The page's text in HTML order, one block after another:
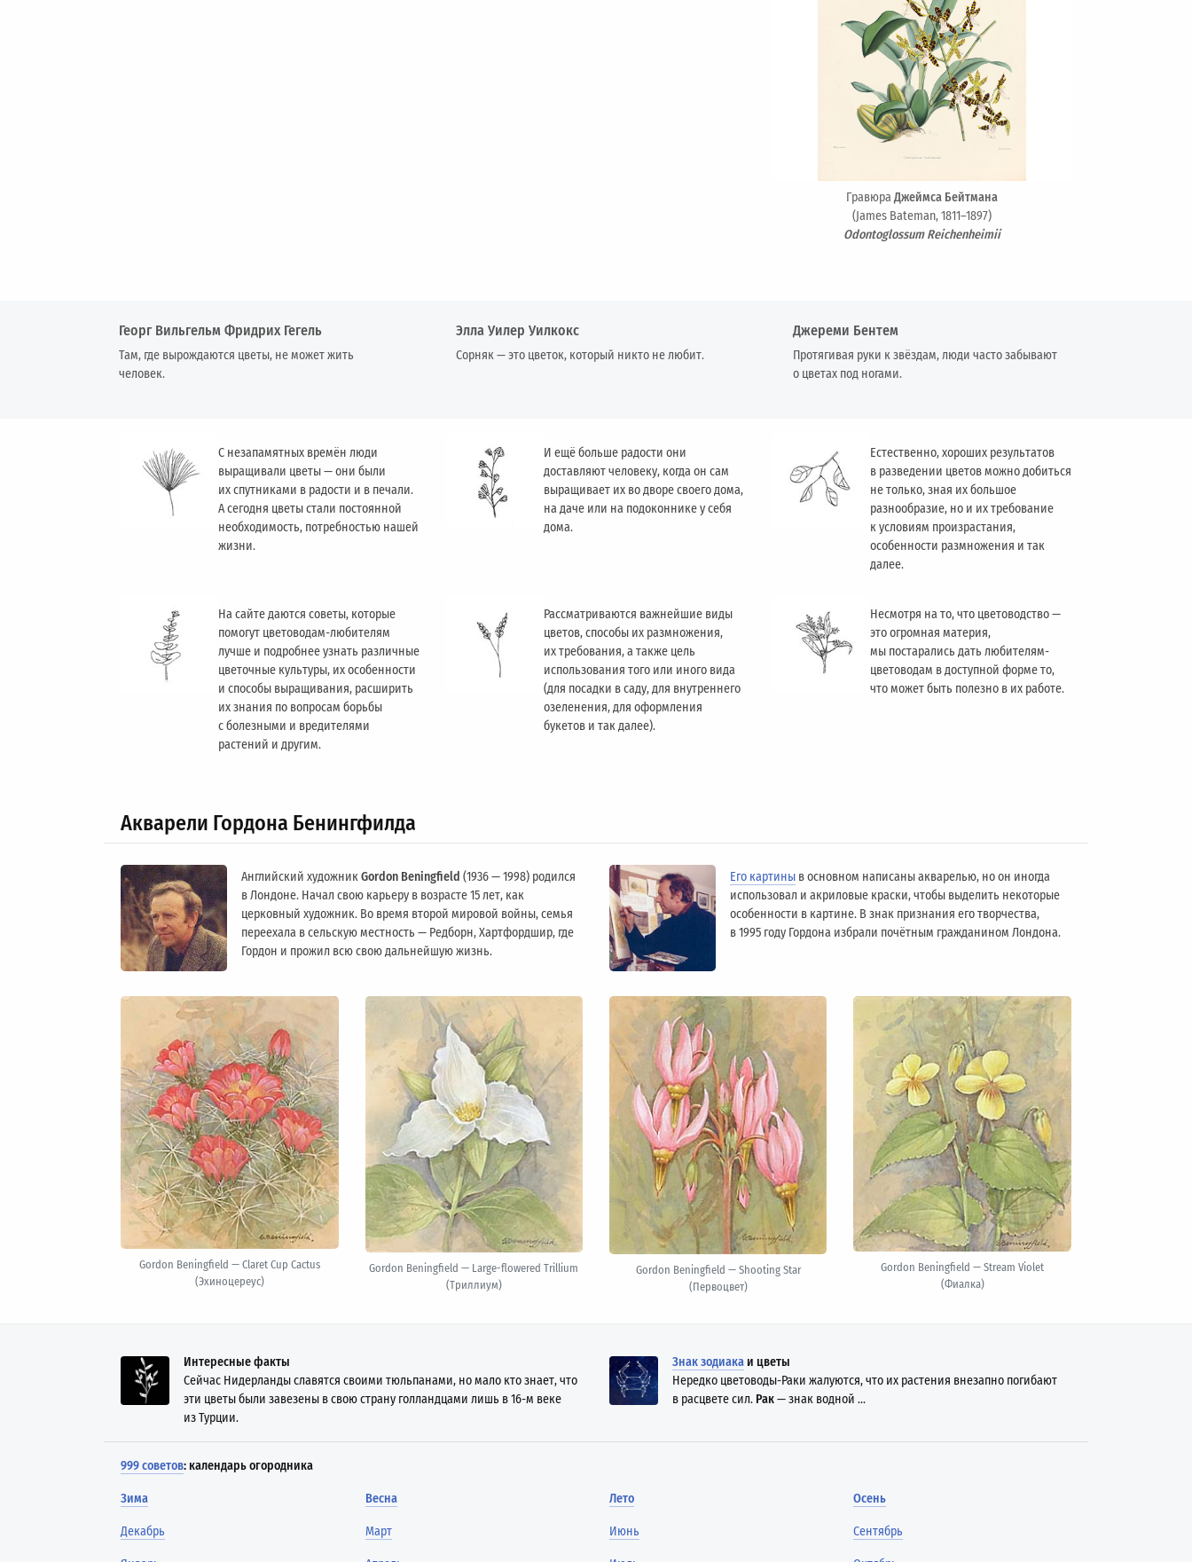
ГравюраДжеймса Бейтмана
(James Bateman, 1811–1897)
Odontoglossum Reichenheimii
Георг Вильгельм Фридрих Гегель
Там, где вырождаются цветы, не может жить
человек.
Элла Уилер Уилкокс
Сорняк — это цветок, который никто не любит.
Джереми Бентем
Протягивая руки к звёздам, люди часто забывают
о цветах под ногами.
С незапамятных времён люди
выращивали цветы — они были
их спутниками в радости и в печали.
А сегодня цветы стали постоянной
необходимость, потребностью нашей
жизни.
И ещё больше радости они
доставляют человеку, когда он сам
выращивает их во дворе своего дома,
на даче или на подоконнике у себя
дома.
Естественно, хороших результатов
в разведении цветов можно добиться
не только, зная их большое
разнообразие, но и их требование
к условиям произрастания,
особенности размножения и так
далее.
На сайте даются советы, которые
помогут цветоводам-любителям
лучше и подробнее узнать различные
цветочные культуры, их особенности
и способы выращивания, расширить
их знания по вопросам борьбы
с болезными и вредителями
растений и другим.
Рассматриваются важнейшие виды
цветов, способы их размножения,
их требования, а также цель
использования того или иного вида
(для посадки в саду, для внутреннего
озеленения, для оформления
букетов и так далее).
Несмотря на то, что цветоводство —
это огромная материя,
мы постарались дать любителям-
цветоводам в доступной форме то,
что может быть полезно в их работе.
Акварели Гордона Бенингфилда
Английский художникGordon Beningfield (1936 — 1998) родился
в Лондоне. Начал свою карьеру в возрасте 15 лет, как
церковный художник. Во время второй мировой войны, семья
переехала в сельскую местность — Редборн, Хартфордшир, где
Гордон и прожил всю свою дальнейшую жизнь.
Его картины в основном написаны акварелью, но он иногда
использовал и акриловые краски, чтобы выделить некоторые
особенности в картине. В знак признания его творчества,
в 1995 году Гордона избрали почётным гражданином Лондонa.
Gordon Beningfield — Claret Cup Cactus
(Эхиноцереус)
Gordon Beningfield — Large-flowered Trillium
(Триллиум)
Gordon Beningfield — Shooting Star
(Первоцвет)
Gordon Beningfield — Stream Violet
(Фиалка)
Интересные факты
Сейчас Нидерланды славятся своими тюльпанами, но мало кто знает, что
эти цветы были завезены в свою страну голландцами лишь в 16-м веке
из Турции.
Знак зодиака и цветы
Нередко цветоводы-Раки жалуются, что их растения внезапно погибают
в расцвете сил. Рак— знак водной ...
999 советов: календарь огородника
Зима
Декабрь
Весна
Март
Лето
Июнь
Осень
Сентябрь